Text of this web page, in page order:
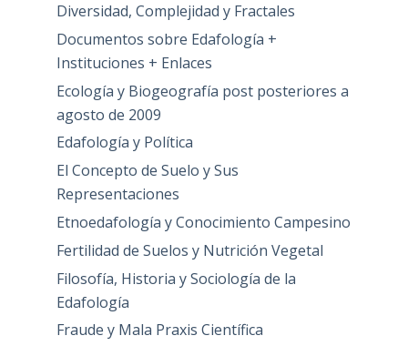
Diversidad, Complejidad y Fractales
Documentos sobre Edafología +
Instituciones + Enlaces
Ecología y Biogeografía post posteriores a
agosto de 2009
Edafología y Política
El Concepto de Suelo y Sus
Representaciones
Etnoedafología y Conocimiento Campesino
Fertilidad de Suelos y Nutrición Vegetal
Filosofía, Historia y Sociología de la
Edafología
Fraude y Mala Praxis Científica